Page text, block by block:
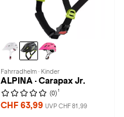
Fahrradhelm · Kinder
ALPINA · Carapax Jr.
(0) 1
CHF 63,99 UVP CHF 81,99